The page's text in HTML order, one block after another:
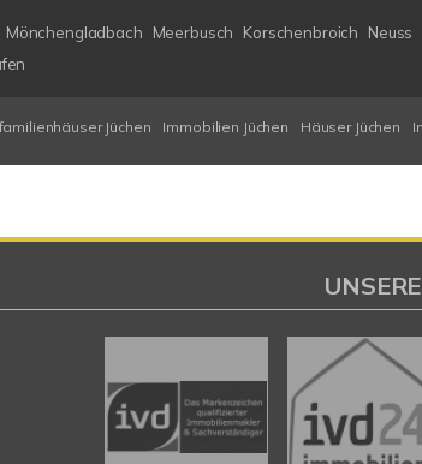
Mönchengladbach Meerbusch Korschenbroich Neuss
Jüchen Immobilien Jüchen Häuser Jüchen